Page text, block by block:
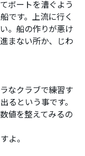
ボートを漕ぐよう
です。上流に行く
。船の作りが悪け
まない所か、じわ
なクラブで練習す
るという事です。
値を整えてみるの
よ。